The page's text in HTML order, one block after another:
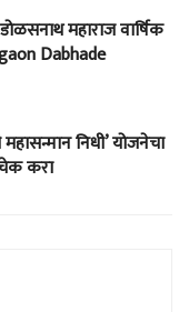
महाराज वार्षिक
Dabhade
निधी’ योजनेचा
करा